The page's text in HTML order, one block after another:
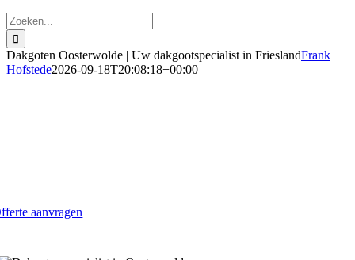
Zoeken
naar:
Dakgoten Oosterwolde | Uw dakgootspecialist in FrieslandFrank
Hofstede2026-09-18T20:08:18+00:00
aanvragen